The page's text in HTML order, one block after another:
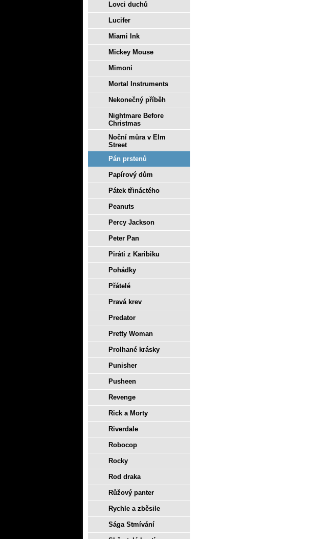
Lovci duchů
Lucifer
Miami Ink
Mickey Mouse
Mimoni
Mortal Instruments
Nekonečný příběh
Nightmare Before
Christmas
Noční můra v Elm
Street
Pán prstenů
Papírový dům
Pátek třináctého
Peanuts
Percy Jackson
Peter Pan
Piráti z Karibiku
Pohádky
Přátelé
Pravá krev
Predator
Pretty Woman
Prolhané krásky
Punisher
Pusheen
Revenge
Rick a Morty
Riverdale
Robocop
Rocky
Rod draka
Růžový panter
Rychle a zběsile
Sága Stmívání